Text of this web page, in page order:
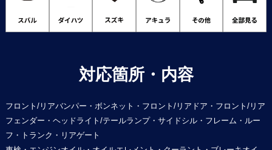
対応箇所・内容
フロント/リアバンパー・ボンネット・フロント/リアドア・フロント/リア
フェンダー・ヘッドライト/テールランプ・サイドシル・フレーム・ルー
フ・トランク・リアゲート